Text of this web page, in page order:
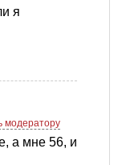
я
модератору
а мне 56, и